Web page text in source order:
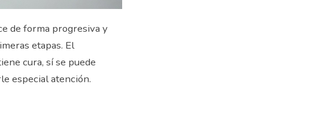
de forma progresiva y
etapas. El
cura, sí se puede
especial atención.